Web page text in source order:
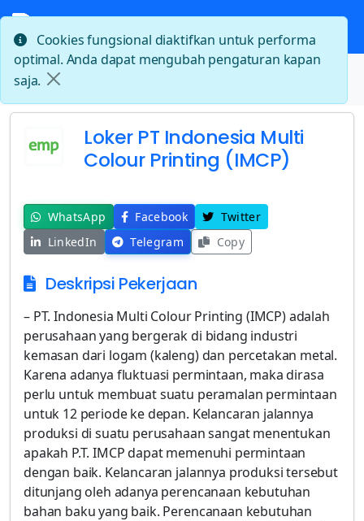
Beranda
Loker PT Indonesia Multi Colour Printing (IMCP)
Loker PT Indonesia Multi
Colour Printing (IMCP)
WhatsApp Facebook
Twitter
LinkedIn
Telegram Copy
Deskripsi Pekerjaan
– PT. Indonesia Multi Colour Printing (IMCP) adalah
perusahaan yang bergerak di bidang industri
kemasan dari logam (kaleng) dan percetakan metal.
Karena adanya fluktuasi permintaan, maka dirasa
perlu untuk membuat suatu peramalan permintaan
untuk 12 periode ke depan. Kelancaran jalannya
produksi di suatu perusahaan sangat menentukan
apakah P.T. IMCP dapat memenuhi permintaan
dengan baik. Kelancaran jalannya produksi tersebut
ditunjang oleh adanya perencanaan kebutuhan
bahan baku yang baik. Perencanaan kebutuhan
Cookies fungsional diaktifkan untuk performa
optimal. Anda dapat mengubah pengaturan kapan
saja.